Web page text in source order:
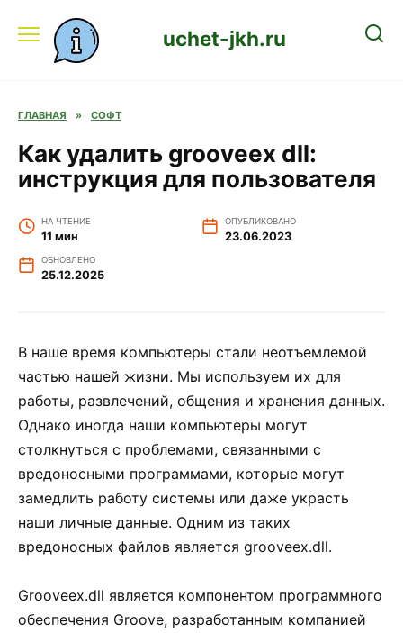
содержанию
uchet-jkh.ru
ГЛАВНАЯ » СОФТ
Как удалить grooveex dll:
инструкция для пользователя
НА ЧТЕНИЕ
11 мин
ОПУБЛИКОВАНО
23.06.2023
ОБНОВЛЕНО
25.12.2025
В наше время компьютеры стали неотъемлемой
частью нашей жизни. Мы используем их для
работы, развлечений, общения и хранения данных.
Однако иногда наши компьютеры могут
столкнуться с проблемами, связанными с
вредоносными программами, которые могут
замедлить работу системы или даже украсть
наши личные данные. Одним из таких
вредоносных файлов является grooveex.dll.
Grooveex.dll является компонентом программного
обеспечения Groove, разработанным компанией